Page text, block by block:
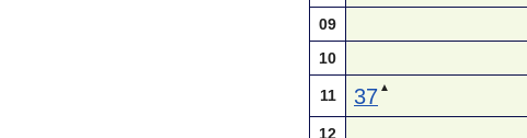
09
10
11 37 ▲
12